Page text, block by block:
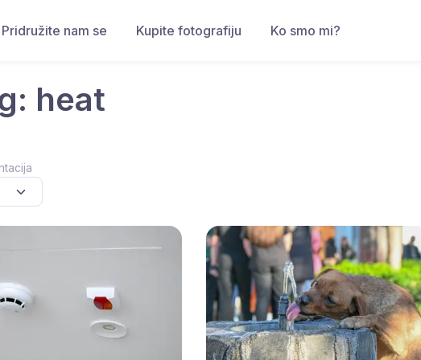
Pridružite nam se Kupite fotografiju Ko smo mi?
heat